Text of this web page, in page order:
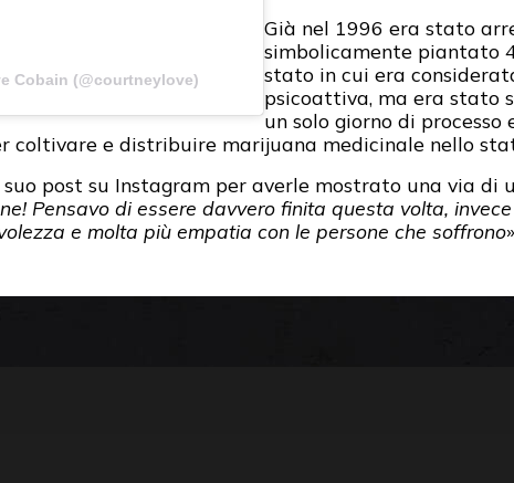
Cobain (@courtneylove)
Già nel 1996 era stato
simbolicamente piantato
stato in cui era
psicoattiva, ma era stato
un solo giorno di
coltivare e distribuire marijuana medicinale nello
post su Instagram per averle mostrato una via di
Pensavo di essere davvero finita questa volta,
e molta più empatia con le persone che soffrono